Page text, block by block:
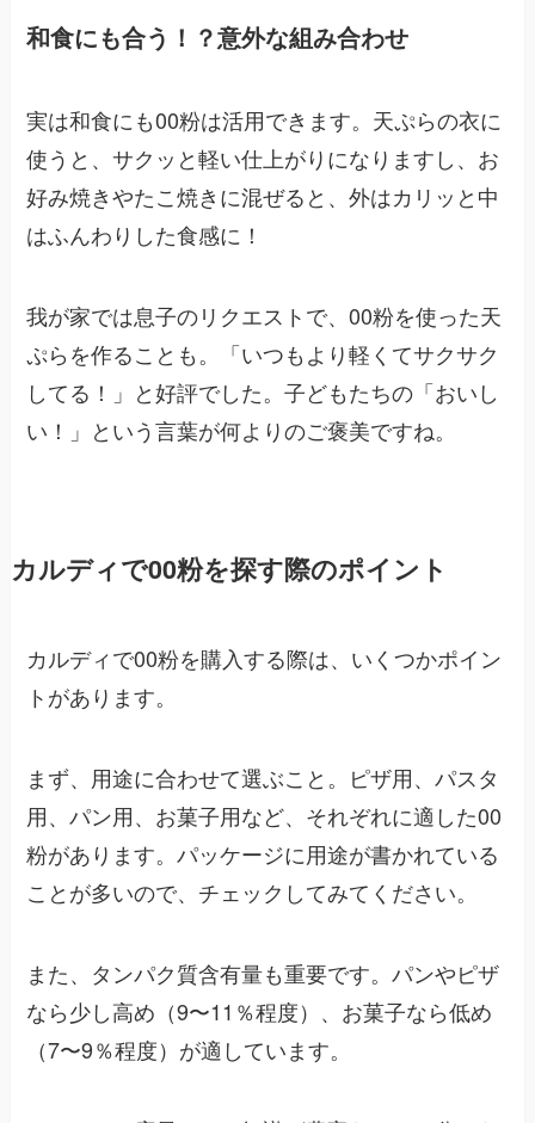
和食にも合う！？意外な組み合わせ
実は和食にも00粉は活用できます。天ぷらの衣に
使うと、サクッと軽い仕上がりになりますし、お
好み焼きやたこ焼きに混ぜると、外はカリッと中
はふんわりした食感に！
我が家では息子のリクエストで、00粉を使った天
ぷらを作ることも。「いつもより軽くてサクサク
してる！」と好評でした。子どもたちの「おいし
い！」という言葉が何よりのご褒美ですね。
カルディで00粉を探す際のポイント
カルディで00粉を購入する際は、いくつかポイン
トがあります。
まず、用途に合わせて選ぶこと。ピザ用、パスタ
用、パン用、お菓子用など、それぞれに適した00
粉があります。パッケージに用途が書かれている
ことが多いので、チェックしてみてください。
また、タンパク質含有量も重要です。パンやピザ
なら少し高め（9〜11％程度）、お菓子なら低め
（7〜9％程度）が適しています。